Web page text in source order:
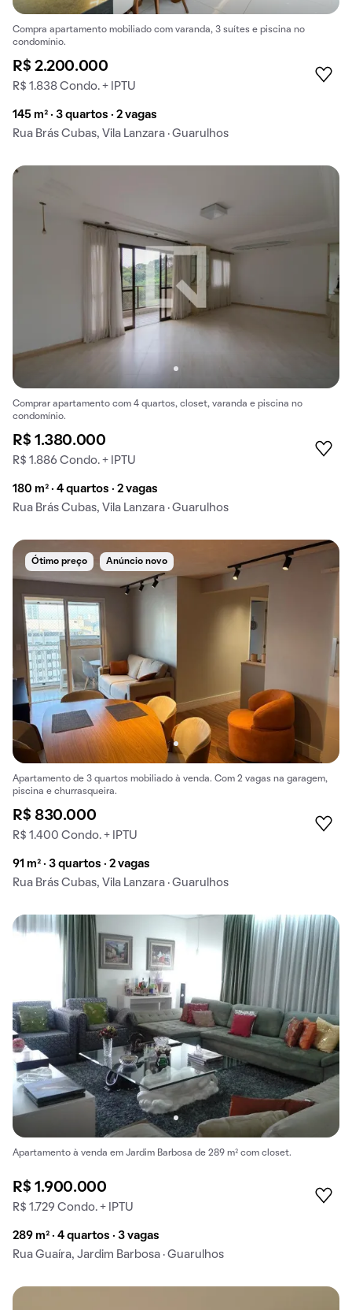
Compra apartamento mobiliado com varanda, 3 suítes e piscina no
condomínio.
R$ 2.200.000
R$ 1.838 Condo. + IPTU
145 m² · 3 quartos · 2 vagas
Rua Brás Cubas, Vila Lanzara · Guarulhos
Comprar apartamento com 4 quartos, closet, varanda e piscina no
condomínio.
R$ 1.380.000
R$ 1.886 Condo. + IPTU
180 m² · 4 quartos · 2 vagas
Rua Brás Cubas, Vila Lanzara · Guarulhos
Ótimo preço Anúncio novo
Apartamento de 3 quartos mobiliado à venda. Com 2 vagas na garagem,
piscina e churrasqueira.
R$ 830.000
R$ 1.400 Condo. + IPTU
91 m² · 3 quartos · 2 vagas
Rua Brás Cubas, Vila Lanzara · Guarulhos
Apartamento à venda em Jardim Barbosa de 289 m² com closet.
R$ 1.900.000
R$ 1.729 Condo. + IPTU
289 m² · 4 quartos · 3 vagas
Rua Guaíra, Jardim Barbosa · Guarulhos